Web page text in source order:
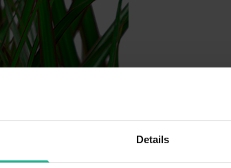
Details